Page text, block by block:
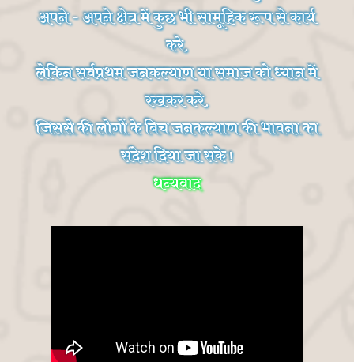
अपने - अपने क्षेत्र में कुछ भी सामूहिक रूप से कार्य
करे,
लेकिन सर्वप्रथम जनकल्याण या समाज को ध्यान में
रखकर करे,
जिससे की लोगों के बिच जनकल्याण की भावना का
संदेश दिया जा सके !
धन्यवाद